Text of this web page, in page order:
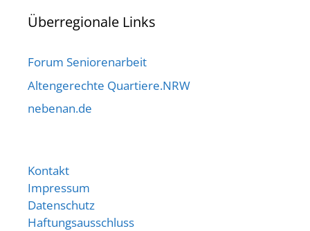
Überregionale Links
Forum Seniorenarbeit
Altengerechte Quartiere.NRW
nebenan.de
Kontakt
Impressum
Datenschutz
Haftungsausschluss